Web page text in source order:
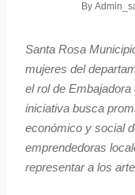
By
Santa Rosa
mujeres del
el rol de
iniciativa busca
económico y social
emprendedoras
representar a los